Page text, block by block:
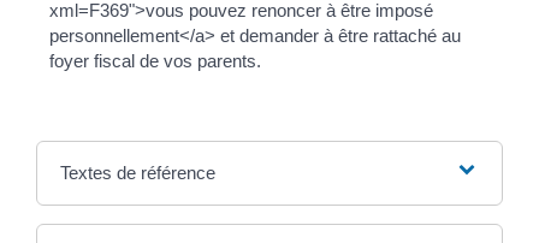
xml=F369">vous pouvez renoncer à être imposé
personnellement</a> et demander à être rattaché au
foyer fiscal de vos parents.
Textes de référence